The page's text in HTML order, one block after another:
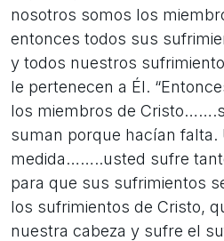
nosotros somos los
entonces todos sus
y todos nuestros
le pertenecen a Él.
los miembros de
suman porque hacían falta.
medida……..usted sufre
para que sus sufrimientos
los sufrimientos de Cristo,
nuestra cabeza y sufre el